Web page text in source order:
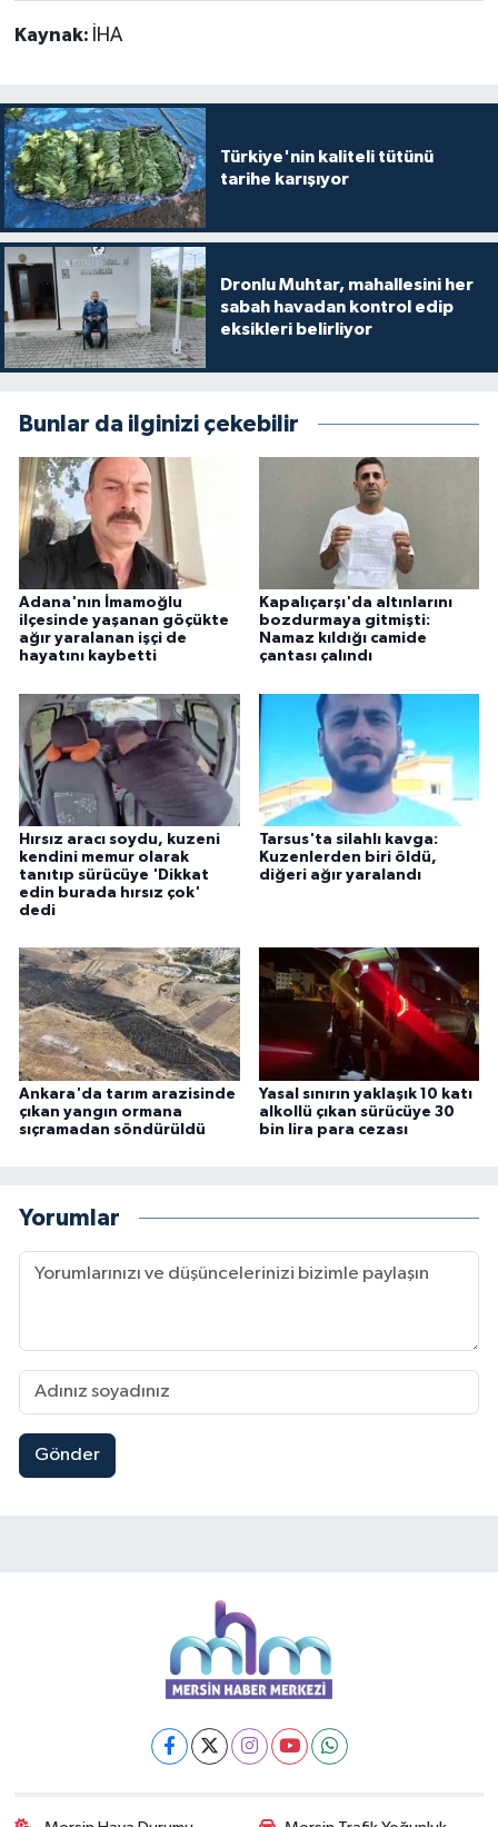
Kaynak: İHA
Türkiye'nin kaliteli tütünü
tarihe karışıyor
Dronlu Muhtar, mahallesini her
sabah havadan kontrol edip
eksikleri belirliyor
Bunlar da ilginizi çekebilir
Adana'nın İmamoğlu
ilçesinde yaşanan göçükte
ağır yaralanan işçi de
hayatını kaybetti
Kapalıçarşı'da altınlarını
bozdurmaya gitmişti:
Namaz kıldığı camide
çantası çalındı
Hırsız aracı soydu, kuzeni
kendini memur olarak
tanıtıp sürücüye 'Dikkat
edin burada hırsız çok'
dedi
Tarsus'ta silahlı kavga:
Kuzenlerden biri öldü,
diğeri ağır yaralandı
Ankara'da tarım arazisinde
çıkan yangın ormana
sıçramadan söndürüldü
Yasal sınırın yaklaşık 10 katı
alkollü çıkan sürücüye 30
bin lira para cezası
Yorumlar
Gönder